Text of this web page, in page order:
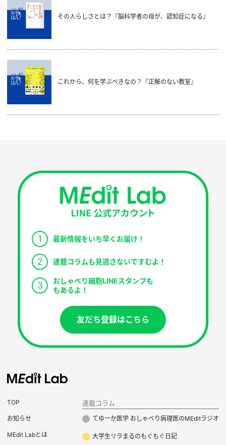
その人らしさとは？『脳科学者の母が、認知症になる』
これから、何を学ぶべきなの？『正解のない教室』
TOP
お知らせ
MEdit Labとは
連載コラム
てゆーか医学 おしゃべり病理医のMEditラジオ
大学生リラまるのもぐもぐ日記
1 最新情報をいち早くお届け！
2 連載コラムも見逃さないですむよ！
3
おしゃべり細胞LINEスタンプも
もあるよ！
友だち登録はこちら